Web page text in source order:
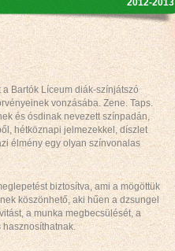
2012-2013
Bartók Líceum diák-színjátszó
vonzásába. Zene. Taps.
és ósdinak nevezett színpadán,
hétköznapi jelmezekkel, díszlet
élmény egy olyan színvonalas
biztosítva, ami a mögöttük
köszönhető, aki hűen a dzsungel
a munka megbecsülését, a
hasznosíthatnak.